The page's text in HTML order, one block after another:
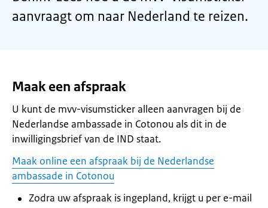
aanvraagt om naar Nederland te reizen.
Maak een afspraak
U kunt de mvv-visumsticker alleen aanvragen bij de
Nederlandse ambassade in Cotonou als dit in de
inwilligingsbrief van de IND staat.
Maak online een afspraak bij de Nederlandse
ambassade in Cotonou
Zodra uw afspraak is ingepland, krijgt u per e-mail